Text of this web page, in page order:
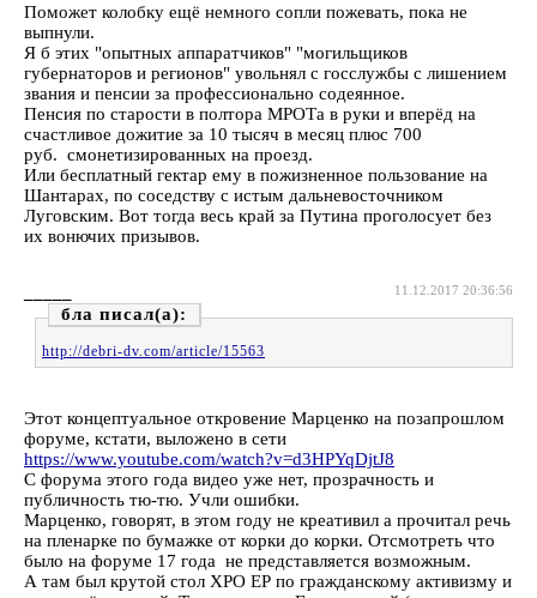
Поможет колобку ещё немного сопли пожевать, пока не
выпнули.
Я б этих "опытных аппаратчиков" "могильщиков
губернаторов и регионов" увольнял с госслужбы с лишением
звания и пенсии за профессионально содеянное.
Пенсия по старости в полтора МРОТа в руки и вперёд на
счастливое дожитие за 10 тысяч в месяц плюс 700
руб. смонетизированных на проезд.
Или бесплатный гектар ему в пожизненное пользование на
Шантарах, по соседству с истым дальневосточником
Луговским. Вот тогда весь край за Путина проголосует без
их вонючих призывов.
11.12.2017 20:36:56
бла
http://debri-dv.com/article/15563
Этот концептуальное откровение Марценко на позапрошлом
форуме, кстати, выложено в сети
https://www.youtube.com/watch?v=d3HPYqDjtJ8
С форума этого года видео уже нет, прозрачность и
публичность тю-тю. Учли ошибки.
Марценко, говорят, в этом году не креативил а прочитал речь
на пленарке по бумажке от корки до корки. Отсмотреть что
было на форуме 17 года не представляется возможным.
А там был крутой стол ХРО ЕР по гражданскому активизму и